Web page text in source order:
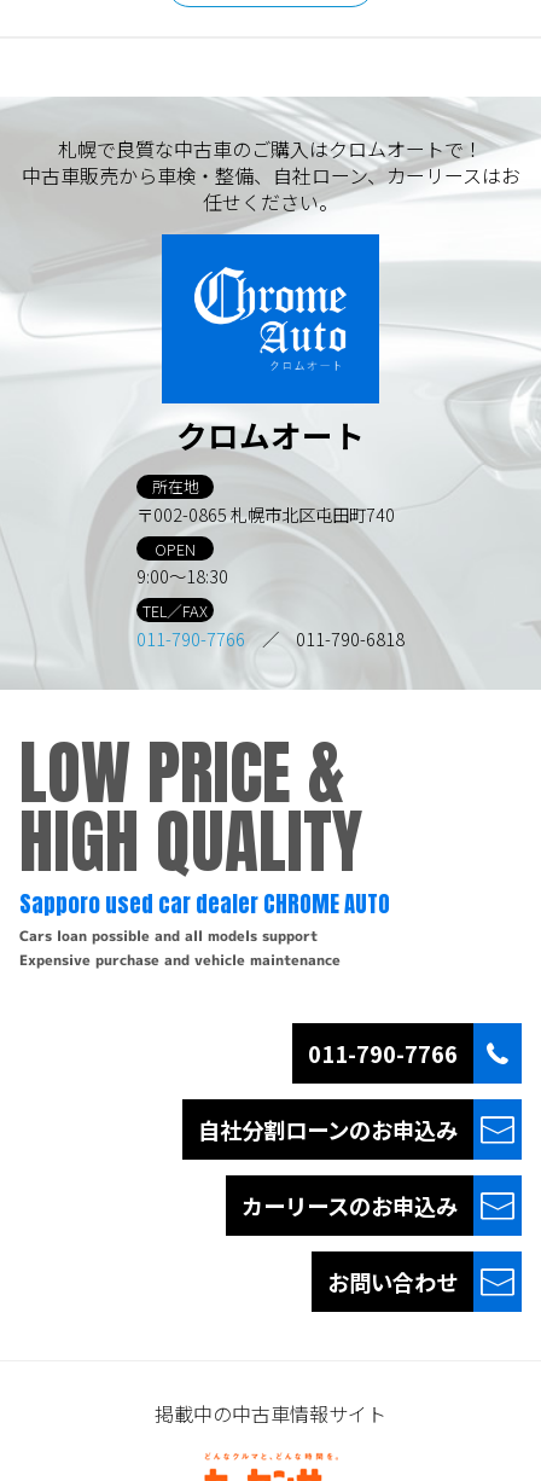
札幌で良質な中古車のご購入はクロムオートで！
中古車販売から車検・整備、自社ローン、カーリースはお
任せください。
クロムオート
所在地
〒002-0865 札幌市北区屯田町740
OPEN
9:00～18:30
TEL／FAX
011-790-7766 ／ 011-790-6818
LOW PRICE &
HIGH QUALITY
Sapporo used car dealer CHROME AUTO
Cars loan possible and all models support
Expensive purchase and vehicle maintenance
011-790-7766
自社分割ローンのお申込み
カーリースのお申込み
お問い合わせ
掲載中の中古車情報サイト